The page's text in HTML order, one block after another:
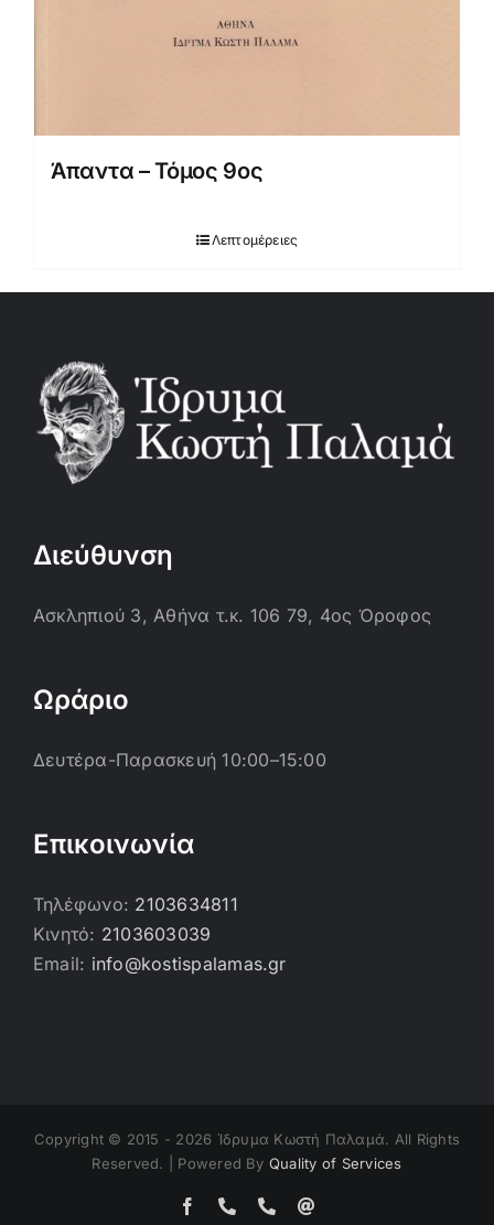
Άπαντα – Τόμος 9ος
Λεπτομέρειες
Διεύθυνση
Ασκληπιού 3, Αθήνα τ.κ. 106 79, 4ος Όροφος
Ωράριο
Δευτέρα-Παρασκευή 10:00–15:00
Επικοινωνία
Τηλέφωνο: 2103634811
Κινητό: 2103603039
Email: info@kostispalamas.gr
Copyright © 2015 - 2026 Ίδρυμα Κωστή Παλαμά. All Rights
Reserved. | Powered By Quality of Services
FacebookΤηλέφωνο
Τηλέφωνο